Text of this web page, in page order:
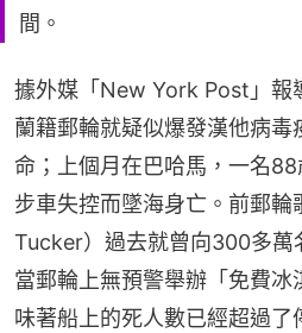
間。
據外媒「New York Post」報
蘭籍郵輪就疑似爆發漢他病
命；上個月在巴哈馬，一名
步車失控而墜海身亡。前郵輪
Tucker）過去就曾向300多萬
當郵輪上無預警舉辦「免費冰
味著船上的死人數已經超過